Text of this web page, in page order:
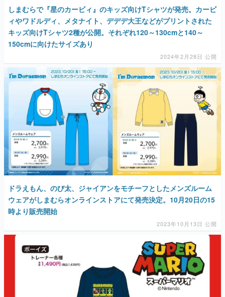
しまむらで『星のカービィ』のキッズ向けTシャツが発売。カービ
ィやワドルディ、メタナイト、デデデ大王などがプリントされた
キッズ向けTシャツ2種が公開。それぞれ120～130cmと140～
150cmに向けたサイズあり
2024年2月28日 公開
ドラえもん、のび太、ジャイアンをモチーフとしたメンズルーム
ウェアがしまむらオンラインストアにて発売決定。10月20日の15
時より販売開始
2023年10月13日 公開